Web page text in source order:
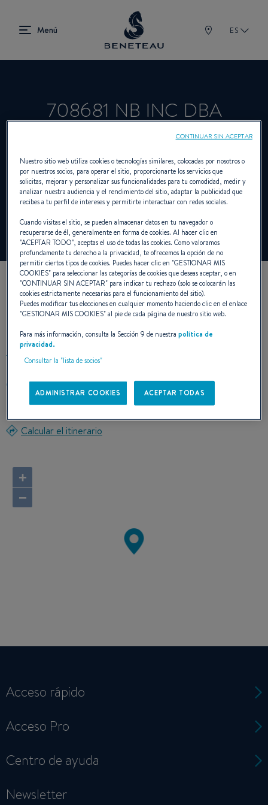
ES
708681 NB INC DBA
CABANO MARIN
Concesionario Intraborda, Fueraborda para
BENETEAU
NUESTROS DATOS DE
CONTACTO
3384 RUE DES AFFAIRES
EIX 0G8 TRACADIE
Calcular el itinerario
+
−
Acceso rápido
Acceso Pro
Centro de ayuda
Newsletter
Nuestro sitio web utiliza cookies o tecnologías similares, colocadas por nosotros o
por nuestros socios, para operar el sitio, proporcionarte los servicios que
solicitas, mejorar y personalizar sus funcionalidades para tu comodidad, medir y
analizar nuestra audiencia y el rendimiento del sitio, adaptar la publicidad que
recibes a tu perfil de intereses y permitirte interactuar con redes sociales.
Cuando visitas el sitio, se pueden almacenar datos en tu navegador o
recuperarse de él, generalmente en forma de cookies. Al hacer clic en
"ACEPTAR TODO", aceptas el uso de todas las cookies. Como valoramos
profundamente tu derecho a la privacidad, te ofrecemos la opción de no
permitir ciertos tipos de cookies. Puedes hacer clic en "GESTIONAR MIS
COOKIES" para seleccionar las categorías de cookies que deseas aceptar, o en
"CONTINUAR SIN ACEPTAR" para indicar tu rechazo (solo se colocarán las
cookies estrictamente necesarias para el funcionamiento del sitio).
Puedes modificar tus elecciones en cualquier momento haciendo clic en el enlace
"GESTIONAR MIS COOKIES" al pie de cada página de nuestro sitio web.
Para más información, consulta la Sección 9 de nuestrapolítica de
privacidad.
Consultar la "lista de socios"
ADMINISTRAR COOKIES ACEPTAR TODAS
CONTINUAR SIN ACEPTAR